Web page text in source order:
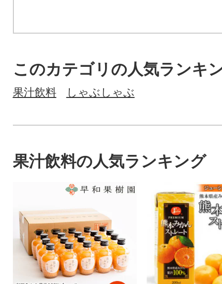
このカテゴリの人気ランキ
果汁飲料 しゃぶしゃぶ
果汁飲料の人気ランキング